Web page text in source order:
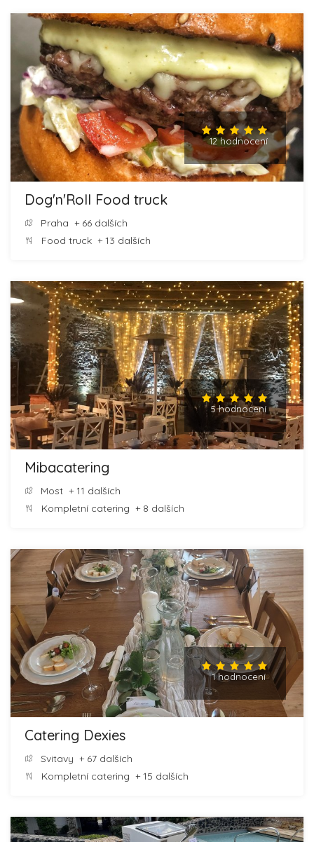
12 hodnocení
Dog'n'Roll Food truck
Praha + 66 dalších
Food truck + 13 dalších
5 hodnocení
Mibacatering
Most + 11 dalších
Kompletní catering + 8 dalších
1 hodnocení
Catering Dexies
Svitavy + 67 dalších
Kompletní catering + 15 dalších